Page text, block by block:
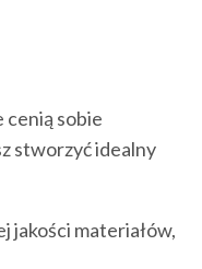
cenią sobie
stworzyć idealny
jakości materiałów,